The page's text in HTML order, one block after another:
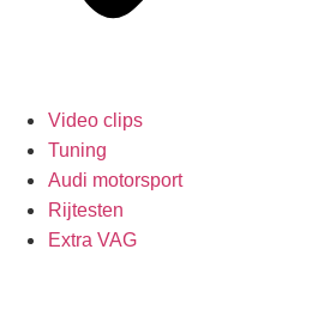
Video clips
Tuning
Audi motorsport
Rijtesten
Extra VAG